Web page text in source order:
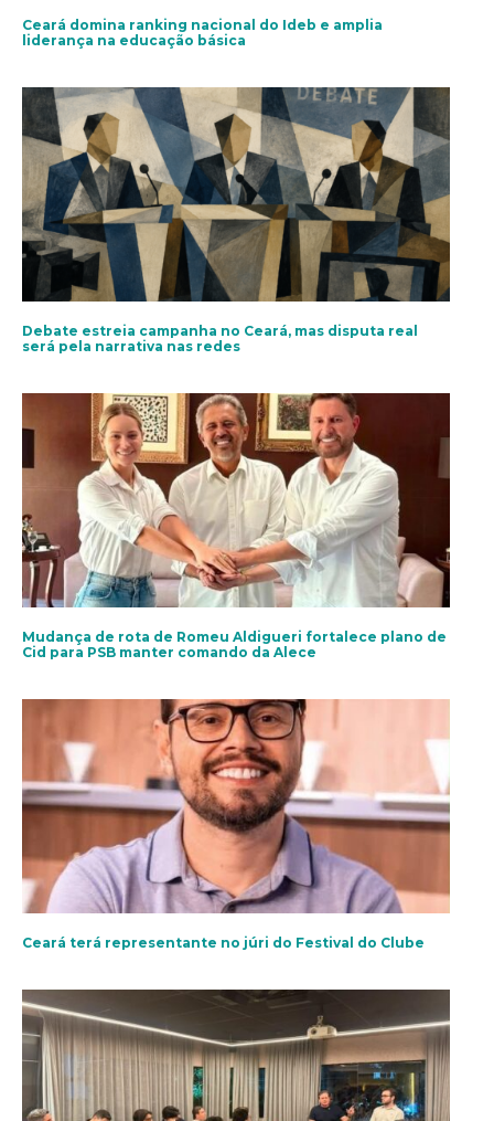
Ceará domina ranking nacional do Ideb e amplia
liderança na educação básica
Debate estreia campanha no Ceará, mas disputa real
será pela narrativa nas redes
Mudança de rota de Romeu Aldigueri fortalece plano de
Cid para PSB manter comando da Alece
Ceará terá representante no júri do Festival do Clube